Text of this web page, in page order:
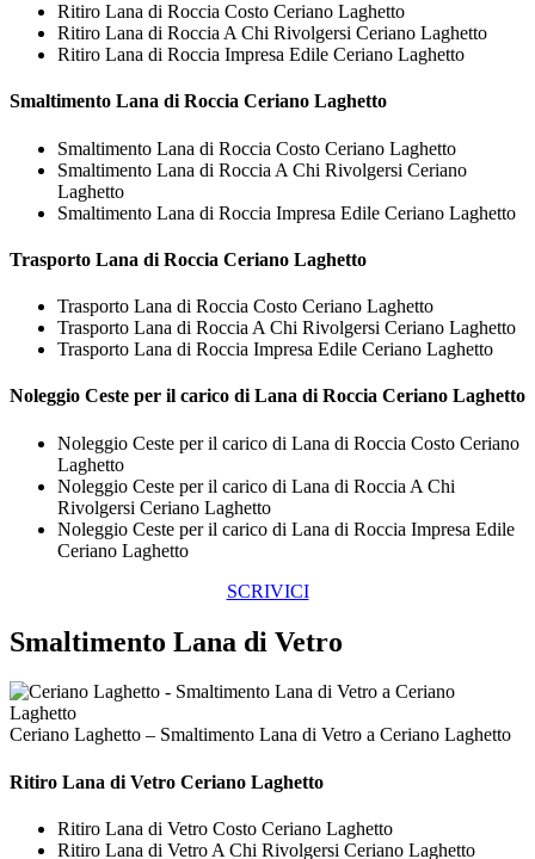
Ritiro Lana di Roccia Costo Ceriano Laghetto
Ritiro Lana di Roccia A Chi Rivolgersi Ceriano Laghetto
Ritiro Lana di Roccia Impresa Edile Ceriano Laghetto
Smaltimento Lana di Roccia Ceriano Laghetto
Smaltimento Lana di Roccia Costo Ceriano Laghetto
Smaltimento Lana di Roccia A Chi Rivolgersi Ceriano
Laghetto
Smaltimento Lana di Roccia Impresa Edile Ceriano Laghetto
Trasporto Lana di Roccia Ceriano Laghetto
Trasporto Lana di Roccia Costo Ceriano Laghetto
Trasporto Lana di Roccia A Chi Rivolgersi Ceriano Laghetto
Trasporto Lana di Roccia Impresa Edile Ceriano Laghetto
Noleggio Ceste per il carico di Lana di Roccia Ceriano Laghetto
Noleggio Ceste per il carico di Lana di Roccia Costo Ceriano
Laghetto
Noleggio Ceste per il carico di Lana di Roccia A Chi
Rivolgersi Ceriano Laghetto
Noleggio Ceste per il carico di Lana di Roccia Impresa Edile
Ceriano Laghetto
SCRIVICI
Smaltimento Lana di Vetro
Ceriano Laghetto – Smaltimento Lana di Vetro a Ceriano Laghetto
Ritiro Lana di Vetro Ceriano Laghetto
Ritiro Lana di Vetro Costo Ceriano Laghetto
Ritiro Lana di Vetro A Chi Rivolgersi Ceriano Laghetto